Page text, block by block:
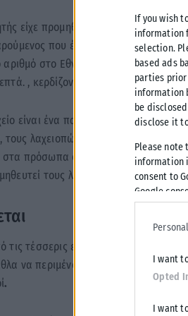
If you wish
information
selection.
based ads
parties
information
be
disclose it
Please note
information
consent to
Google
I want
Opted
I want
είχε προμηθευτεί τους τυχερούς
που έφερα τύχη σε έναν
αριθμό στο Εθνικό Λαχείο. Είναι
, κερδίζοντας 1 εκατ. ευρώ»,
είναι ένα παραδοσιακό παιχνίδι
τους λαχειοπώλες, δεν υπάρχει
πρόσωπα όσων συνειδητοποιούν
τους λαχνούς τους από
τις τέσσερις εκδόσεις του έτους,
να περιμένουν τους νικητές. Σε
.